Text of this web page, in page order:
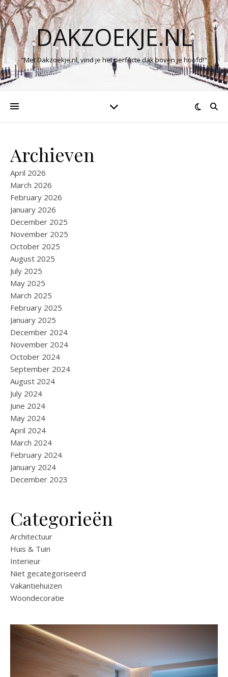
DAKZOEKJE.NL
"Met Dakzoekje.nl, vind je het perfecte dak boven je hoofd!"
Archieven
April 2026
March 2026
February 2026
January 2026
December 2025
November 2025
October 2025
August 2025
July 2025
May 2025
March 2025
February 2025
January 2025
December 2024
November 2024
October 2024
September 2024
August 2024
July 2024
June 2024
May 2024
April 2024
March 2024
February 2024
January 2024
December 2023
Categorieën
Architectuur
Huis & Tuin
Interieur
Niet gecategoriseerd
Vakantiehuizen
Woondecoratie